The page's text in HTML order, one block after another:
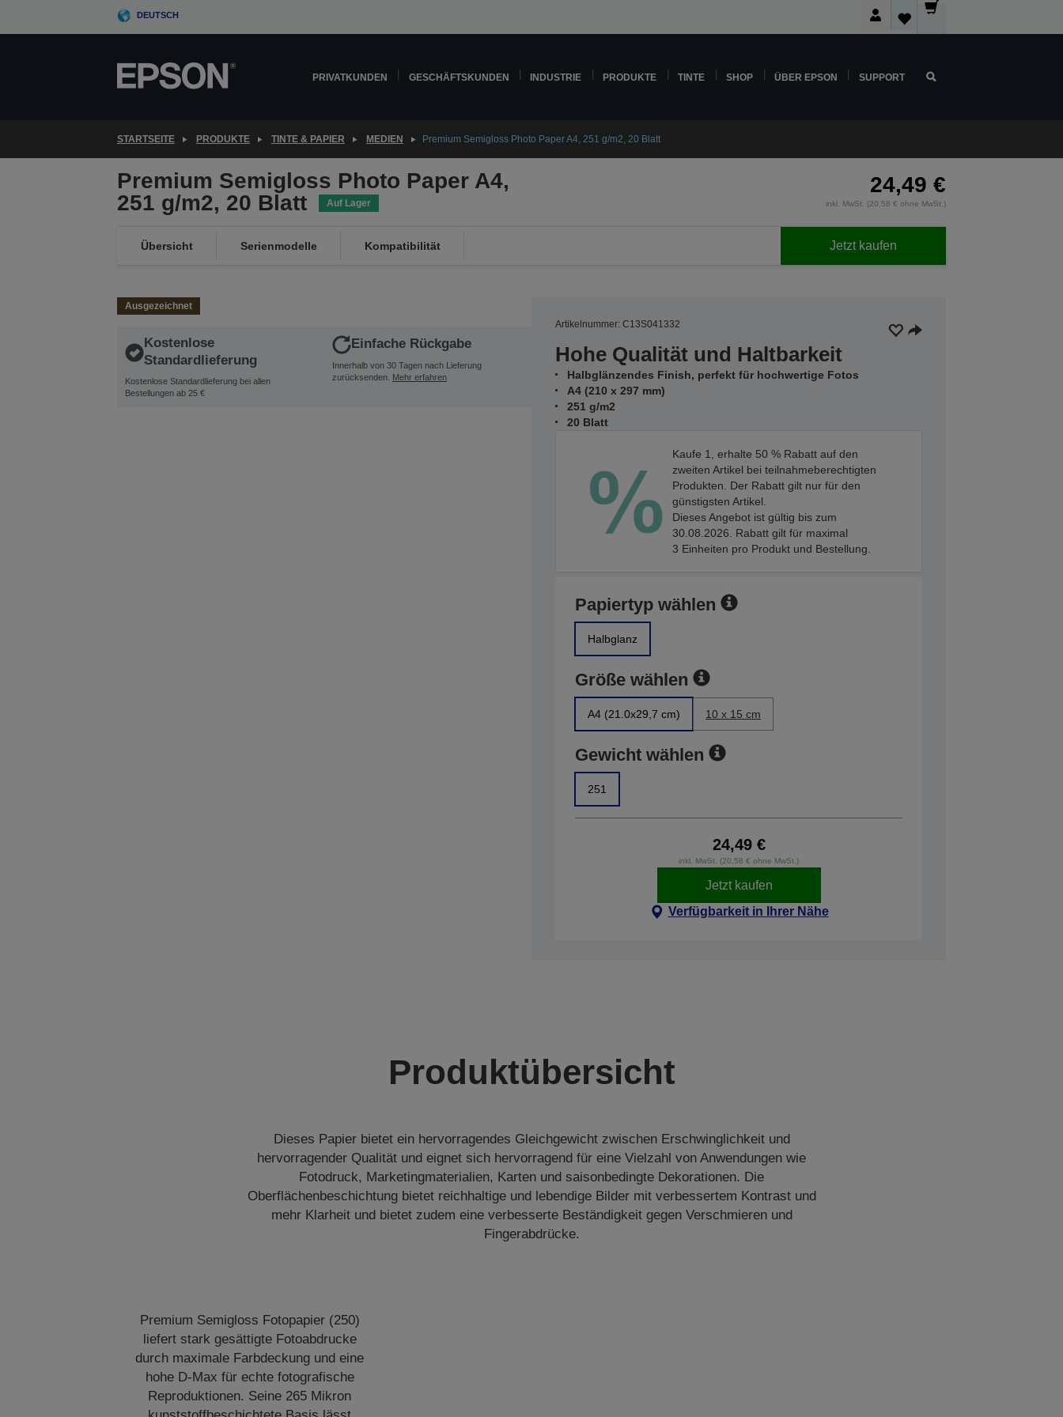
DEUTSCH
PRIVATKUNDEN GESCHÄFTSKUNDEN INDUSTRIE PRODUKTE TINTE SHOP ÜBER EPSON SUPPORT
STARTSEITE PRODUKTE TINTE & PAPIER MEDIEN Premium Semigloss Photo Paper A4, 251 g/m2, 20 Blatt
Premium Semigloss Photo Paper A4,
251 g/m2, 20 Blatt
Auf Lager
24,49 €
inkl. MwSt. (20,58 € ohne MwSt.)
Übersicht Serienmodelle Kompatibilität Jetzt kaufen
Ausgezeichnet
Kostenlose
Standardlieferung
Kostenlose Standardlieferung bei allen
Bestellungen ab 25 €
Einfache Rückgabe
Innerhalb von 30 Tagen nach Lieferung
zurücksenden. Mehr erfahren
Artikelnummer: C13S041332
Hohe Qualität und Haltbarkeit
Halbglänzendes Finish, perfekt für hochwertige Fotos
A4 (210 x 297 mm)
251 g/m2
20 Blatt
Kaufe 1, erhalte 50 % Rabatt auf den
zweiten Artikel bei teilnahmeberechtigten
Produkten. Der Rabatt gilt nur für den
günstigsten Artikel.
Dieses Angebot ist gültig bis zum
30.08.2026. Rabatt gilt für maximal
3 Einheiten pro Produkt und Bestellung.
Papiertyp wählen
Halbglanz
Größe wählen
A4 (21.0x29,7 cm) 10 x 15 cm
Gewicht wählen
251
24,49 €
inkl. MwSt. (20,58 € ohne MwSt.)
Jetzt kaufen
Verfügbarkeit in Ihrer Nähe
Produktübersicht
Dieses Papier bietet ein hervorragendes Gleichgewicht zwischen Erschwinglichkeit und
hervorragender Qualität und eignet sich hervorragend für eine Vielzahl von Anwendungen wie
Fotodruck, Marketingmaterialien, Karten und saisonbedingte Dekorationen. Die
Oberflächenbeschichtung bietet reichhaltige und lebendige Bilder mit verbessertem Kontrast und
mehr Klarheit und bietet zudem eine verbesserte Beständigkeit gegen Verschmieren und
Fingerabdrücke.
Premium Semigloss Fotopapier (250)
liefert stark gesättigte Fotoabdrucke
durch maximale Farbdeckung und eine
hohe D-Max für echte fotografische
Reproduktionen. Seine 265 Mikron